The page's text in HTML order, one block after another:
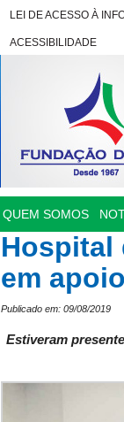
LEI DE ACESSO À
ACESSIBILIDADE
QUEM SOMOS
Hospital
em
Publicado em: 09/08/2019
Estiveram